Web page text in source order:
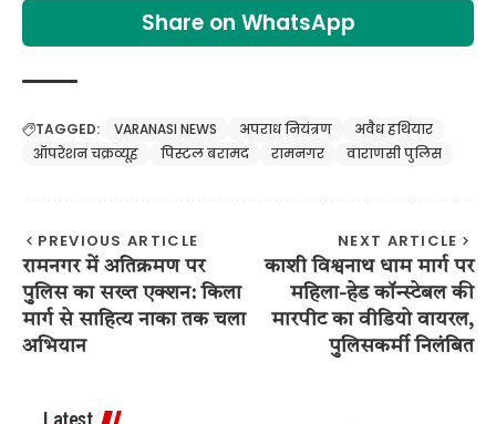
Share on WhatsApp
TAGGED: VARANASI NEWS अपराध नियंत्रण
अवैध हथियार
ऑपरेशन चक्रव्यूह
पिस्टल बरामद रामनगर वाराणसी पुलिस
PREVIOUS ARTICLE
रामनगर में अतिक्रमण पर
पुलिस का सख्त एक्शन: किला
मार्ग से साहित्य नाका तक चला
अभियान
NEXT ARTICLE
काशी विश्वनाथ धाम मार्ग पर
महिला-हेड कॉन्स्टेबल की
मारपीट का वीडियो वायरल,
पुलिसकर्मी निलंबित
Latest